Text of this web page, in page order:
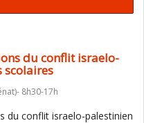
du conflit israelo-
scolaires
8h30-17h
du conflit israelo-palestinien